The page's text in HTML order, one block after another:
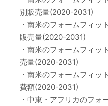
別販売量(2020-2031)
・南米のフォームフィッ
販売量(2020-2031)
・南米のフォームフィッ
売量(2020-2031)
・南米のフォームフィッ
費額(2020-2031)
・中東・アフリカのフォ